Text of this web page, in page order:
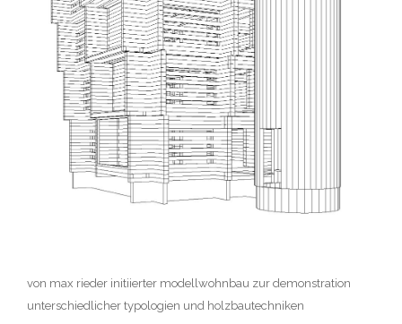
von max rieder initiierter modellwohnbau zur demonstration
unterschiedlicher typologien und holzbautechniken